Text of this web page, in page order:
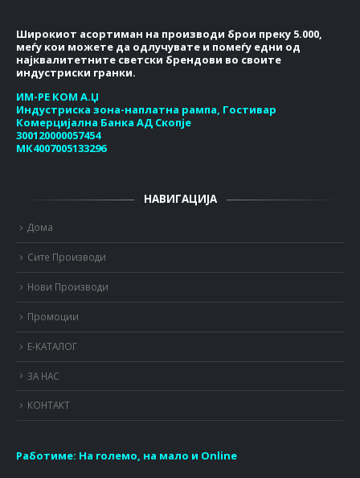
Широкиот асортиман на производи брои преку 5.000,
меѓу кои можете да одлучувате и помеѓу едни од
најквалитетните светски брендови во своите
индустриски гранки.
ИМ-РЕ КОМ А.Џ
Индустриска зона-наплатна рампа, Гостивар
Комерцијална Банка АД Скопје
300120000057454
МК4007005133296
НАВИГАЦИЈА
Дома
Сите Производи
Нови Производи
Промоции
Е-КАТАЛОГ
ЗА НАС
КОНТАКТ
Работиме: На големо, на мало и Online